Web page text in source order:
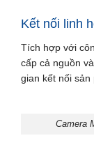
Kết nối linh
Tích hợp với
cấp cả nguồn
gian kết nối sản
Camera